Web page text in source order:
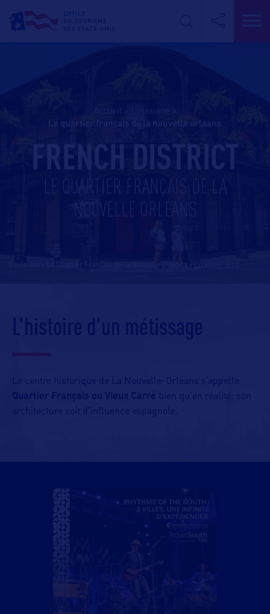
le quartier français de la nouvelle orléans
FRENCH DISTRICT
LE QUARTIER FRANÇAIS DE LA
NOUVELLE ORLÉANS
L'histoire d'un métissage
Le centre historique de La Nouvelle-Orléans s’appelle
Quartier Français ou Vieux Carré bien qu’en réalité, son
architecture soit d’influence espagnole.